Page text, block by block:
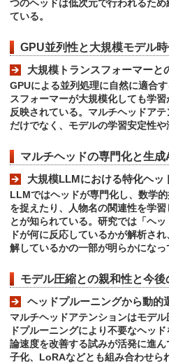
つのヘッドは低次元で行われるた
ている。
GPU並列性と大規模モデル
大規模トランスフォーマーと
GPUによる並列処理に自然に適合
スフォーマーが大規模化しても学
反映されている。マルチヘッドア
だけでなく、モデルの学習安定性や
マルチヘッドの専門化と生成
大規模LLMにおける特化ヘッ
LLMではヘッドが専門化し、数学
を捉えたり、人物名の関連性を学
とが知られている。研究では「ヘ
ドが何に反応しているかが解析さ
解しているかの一部が明らかになっ
モデル圧縮との親和性と今後
ヘッドプルーニングから動的
マルチヘッドアテンションはモデ
ドプルーニングにより不要なヘッ
論速度を改善する試みが活発に進
子化、LoRAなどとも組み合わせら